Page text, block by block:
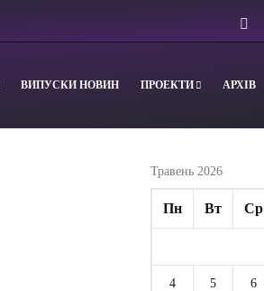
ВИПУСКИ НОВИН ПРОЕКТИ АРХІВ
Травень 2026
Пн Вт Ср
4 5 6